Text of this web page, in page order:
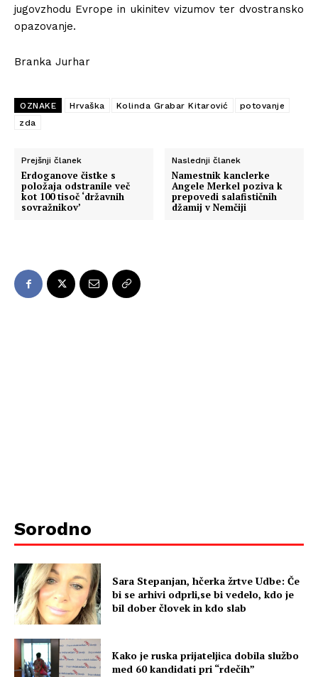
jugovzhodu Evrope in ukinitev vizumov ter dvostransko
opazovanje.
Branka Jurhar
OZNAKE Hrvaška Kolinda Grabar Kitarović
potovanje
zda
Prejšnji članek
Erdoganove čistke s
položaja odstranile več
kot 100 tisoč ‘državnih
sovražnikov’
Naslednji članek
Namestnik kanclerke
Angele Merkel poziva k
prepovedi salafističnih
džamij v Nemčiji
Sorodno
Sara Stepanjan, hčerka žrtve Udbe: Če
bi se arhivi odprli,se bi vedelo, kdo je
bil dober človek in kdo slab
Kako je ruska prijateljica dobila službo
med 60 kandidati pri “rdečih”